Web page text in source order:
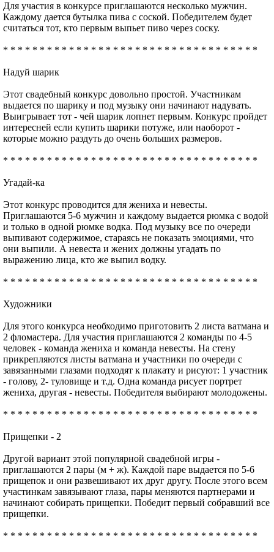
Для участия в конкурсе приглашаются несколько мужчин.
Каждому дается бутылка пива с соской. Победителем будет
считаться тот, кто первым выпьет пиво через соску.
* * * * * * * * * * * * * * * * * * * * * * * * * * * * * * * * * * *
Надуй шарик
Этот свадебный конкурс довольно простой. Участникам
выдается по шарику и под музыку они начинают надувать.
Выигрывает тот - чей шарик лопнет первым. Конкурс пройдет
интересней если купить шарики потуже, или наоборот -
которые можно раздуть до очень больших размеров.
* * * * * * * * * * * * * * * * * * * * * * * * * * * * * * * * * * *
Угадай-ка
Этот конкурс проводится для жениха и невесты.
Приглашаются 5-6 мужчин и каждому выдается рюмка с водой
и только в одной рюмке водка. Под музыку все по очереди
выпивают содержимое, стараясь не показать эмоциями, что
они выпили. А невеста и жених должны угадать по
выражению лица, кто же выпил водку.
* * * * * * * * * * * * * * * * * * * * * * * * * * * * * * * * * * *
Художники
Для этого конкурса необходимо приготовить 2 листа ватмана и
2 фломастера. Для участия приглашаются 2 команды по 4-5
человек - команда жениха и команда невесты. На стену
прикрепляются листы ватмана и участники по очереди с
завязанными глазами подходят к плакату и рисуют: 1 участник
- голову, 2- туловище и т.д. Одна команда рисует портрет
жениха, другая - невесты. Победителя выбирают молодожены.
* * * * * * * * * * * * * * * * * * * * * * * * * * * * * * * * * * *
Прищепки - 2
Другой вариант этой популярной свадебной игры -
приглашаются 2 пары (м + ж). Каждой паре выдается по 5-6
прищепок и они развешивают их друг другу. После этого всем
участинкам завязывают глаза, пары меняются партнерами и
начинают собирать прищепки. Победит первый собравший все
прищепки.
* * * * * * * * * * * * * * * * * * * * * * * * * * * * * * * * * * *